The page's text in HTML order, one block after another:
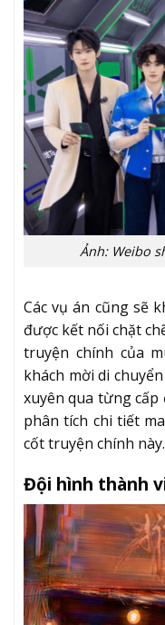
Ảnh: Weibo
Các vụ án cũng sẽ
được kết nối chặt
truyện chính của
khách mời di
xuyên qua từng
phân tích chi tiết
cốt truyện chính này.
Đội hình thành